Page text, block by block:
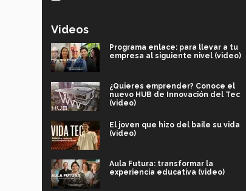
Videos
Programa enlace: para llevar a tu
empresa al siguiente nivel (video)
¿Quieres emprender? Conoce el
nuevo HUB de Innovación del Tec
(video)
El joven que hizo del baile su vida
(video)
Aula Futura: transformar la
experiencia educativa (video)